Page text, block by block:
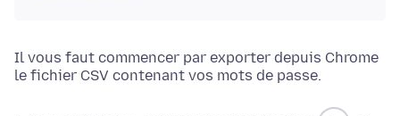
Il vous faut commencer par exporter depuis Chrome
le fichier CSV contenant vos mots de passe.